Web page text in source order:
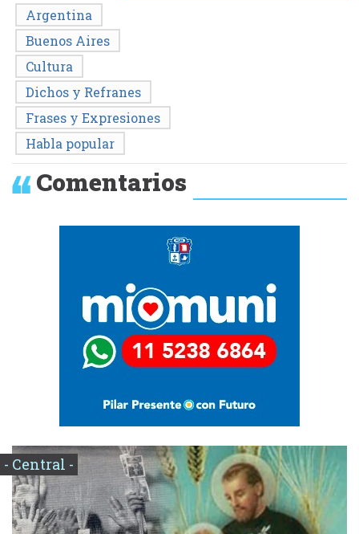
Argentina
Buenos Aires
Cultura
Dichos y Refranes
Frases y Expresiones
Habla popular
Comentarios
- Central -